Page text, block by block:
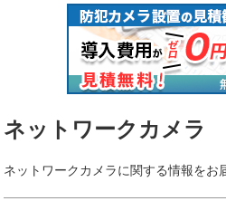
ネットワークカメラ
ネットワークカメラに関する情報をお